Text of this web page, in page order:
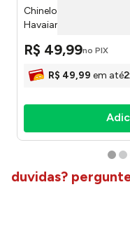
Chinelo Slim Square
Havaianas
R$ 49,99no PIX
R$ 49,99 em até2
duvidas?